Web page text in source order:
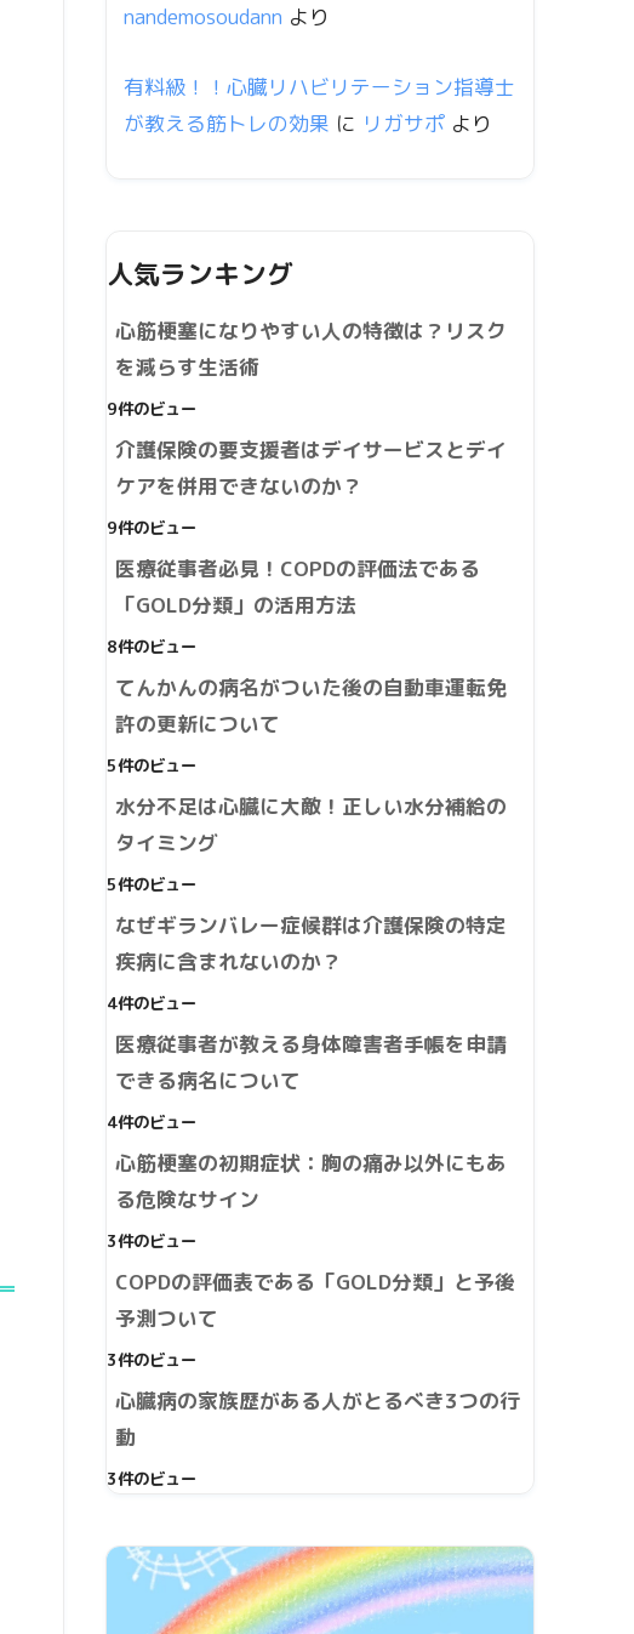
nandemosoudann より
有料級！！心臓リハビリテーション指導士
が教える筋トレの効果 に リガサポ より
人気ランキング
心筋梗塞になりやすい人の特徴は？リスク
を減らす生活術
9件のビュー
介護保険の要支援者はデイサービスとデイ
ケアを併用できないのか？
9件のビュー
医療従事者必見！COPDの評価法である
「GOLD分類」の活用方法
8件のビュー
てんかんの病名がついた後の自動車運転免
許の更新について
5件のビュー
水分不足は心臓に大敵！正しい水分補給の
タイミング
5件のビュー
なぜギランバレー症候群は介護保険の特定
疾病に含まれないのか？
4件のビュー
医療従事者が教える身体障害者手帳を申請
できる病名について
4件のビュー
心筋梗塞の初期症状：胸の痛み以外にもあ
る危険なサイン
3件のビュー
COPDの評価表である「GOLD分類」と予後
予測ついて
3件のビュー
心臓病の家族歴がある人がとるべき3つの行
動
3件のビュー